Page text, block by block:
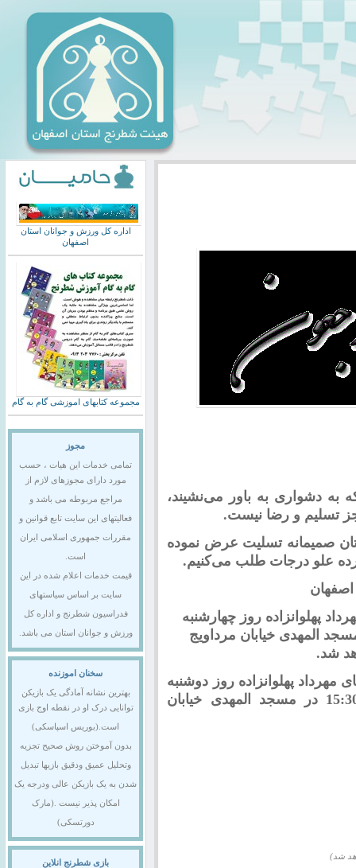
دشواری به باور می‌نشیند،
تسلیم و رضا نیست.
تان صمیمانه تسلیت عرض نموده
علو درجات طلب می‌کنیم.
پهلوانزاده روز چهارشنبه
91 از ساعت 14 الی 16 در مسجد المهدی خیابان مرداویج
شد.
پهلوانزاده روز دوشنبه
مورخ 11 دیماه 91 از ساعت 13:30 الی 15:30 در مسجد المهدی خیابان
شد)
اداره کل ورزش و جوانان استان
اصفهان
مجموعه کتابهای اموزشی گام به گام
مجوز
تمامی خدمات این هیات ، حسب
مورد دارای مجوزهای لازم از
مراجع مربوطه می باشد و
فعالیتهای این سایت تابع قوانین و
مقررات جمهوری اسلامی ایران
است.
قیمت خدمات اعلام شده در این
سایت بر اساس سیاستهای
فدراسیون شطرنج و اداره کل
ورزش و جوانان استان می باشد.
سخنان اموزنده
بهترین نشانه آمادگی یک بازیکن
توانایی درک او در نقطه اوج بازی
است.(بوریس اسپاسکی)
بدون آموختن روش صحیح تجزیه
وتحلیل عمیق ودقیق بازیها تبدیل
شدن به یک بازیکن عالی ودرجه یک
امکان پذیر نیست .(مارک
دورتسکی)
بازی شطرنج انلاین